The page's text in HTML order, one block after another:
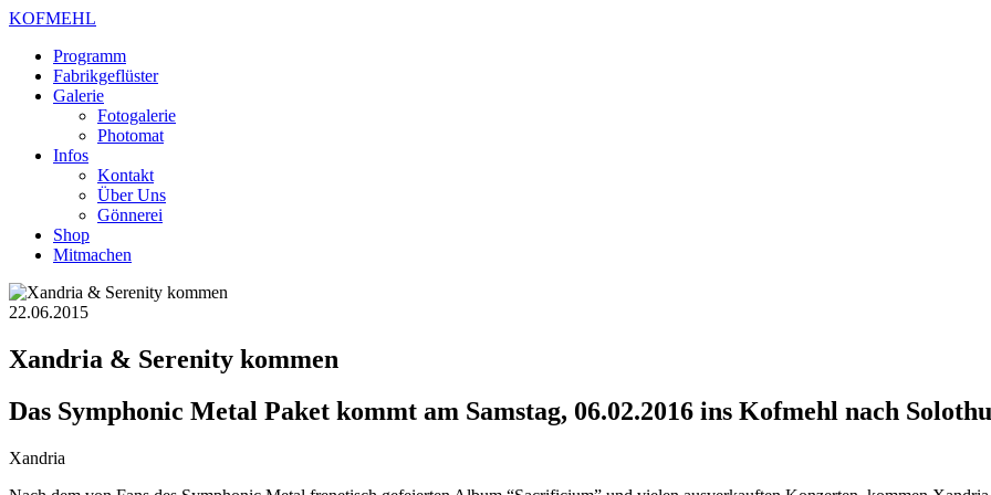
KOFMEHL
Programm
Fabrikgeflüster
Galerie
Fotogalerie
Photomat
Infos
Kontakt
Über Uns
Gönnerei
Shop
Mitmachen
22.06.2015
Xandria & Serenity kommen
Das Symphonic Metal Paket kommt am Samstag, 06.02.2016 ins Kofmehl nach
Xandria